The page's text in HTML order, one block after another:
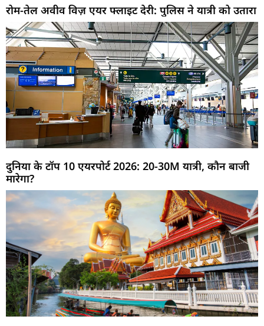
रोम-तेल अवीव विज़ एयर फ्लाइट देरी: पुलिस ने यात्री को उतारा
दुनिया के टॉप 10 एयरपोर्ट 2026: 20-30M यात्री, कौन बाजी
मारेगा?